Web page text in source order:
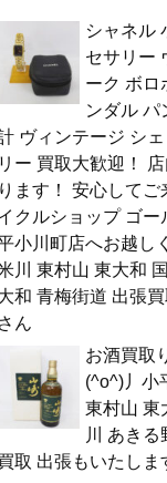
シャネル
セサリー
ーク ボロ
ンダル パ
ヴィンテージ シ
リー 買取大歓迎！
ります！ 安心して
クルショップ ゴ
小川町店へお越し
川 東村山 東大和
和 青梅街道 出張
さん
お酒買取
(^o^)丿小
東村山 東
川 あき
取 出張もいたしま